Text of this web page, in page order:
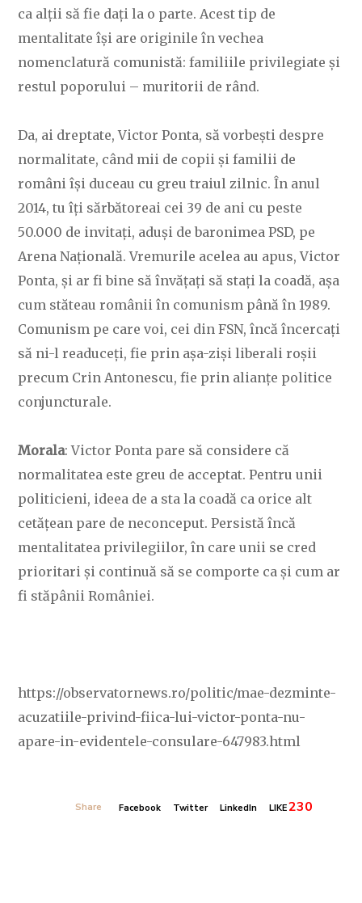
ca alții să fie dați la o parte. Acest tip de
mentalitate își are originile în vechea
nomenclatură comunistă: familiile privilegiate și
restul poporului – muritorii de rând.
Da, ai dreptate, Victor Ponta, să vorbești despre
normalitate, când mii de copii și familii de
români își duceau cu greu traiul zilnic. În anul
2014, tu îți sărbătoreai cei 39 de ani cu peste
50.000 de invitați, aduși de baronimea PSD, pe
Arena Națională. Vremurile acelea au apus, Victor
Ponta, și ar fi bine să învățați să stați la coadă, așa
cum stăteau românii în comunism până în 1989.
Comunism pe care voi, cei din FSN, încă încercați
să ni-l readuceți, fie prin așa-ziși liberali roșii
precum Crin Antonescu, fie prin alianțe politice
conjuncturale.
Morala: Victor Ponta pare să considere că
normalitatea este greu de acceptat. Pentru unii
politicieni, ideea de a sta la coadă ca orice alt
cetățean pare de neconceput. Persistă încă
mentalitatea privilegiilor, în care unii se cred
prioritari și continuă să se comporte ca și cum ar
fi stăpânii României.
https://observatornews.ro/politic/mae-dezminte-
acuzatiile-privind-fiica-lui-victor-ponta-nu-
apare-in-evidentele-consulare-647983.html
Share Facebook Twitter LinkedIn LIKE230